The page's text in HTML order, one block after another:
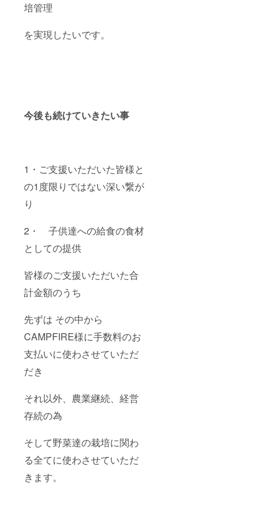
培管理
を実現したいです。
今後も続けていきたい事
1・ご支援いただいた皆様と
の1度限りではない深い繋が
り
2・ 子供達への給食の食材
としての提供
皆様のご支援いただいた合
計金額のうち
先ずは その中から
CAMPFIRE様に手数料のお
支払いに使わさせていただ
だき
それ以外、農業継続、経営
存続の為
そして野菜達の栽培に関わ
る全てに使わさせていただ
きます。